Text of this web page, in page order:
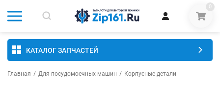
0
КАТАЛОГ ЗАПЧАСТЕЙ
Главная / Для посудомоечных машин / Корпусные детали